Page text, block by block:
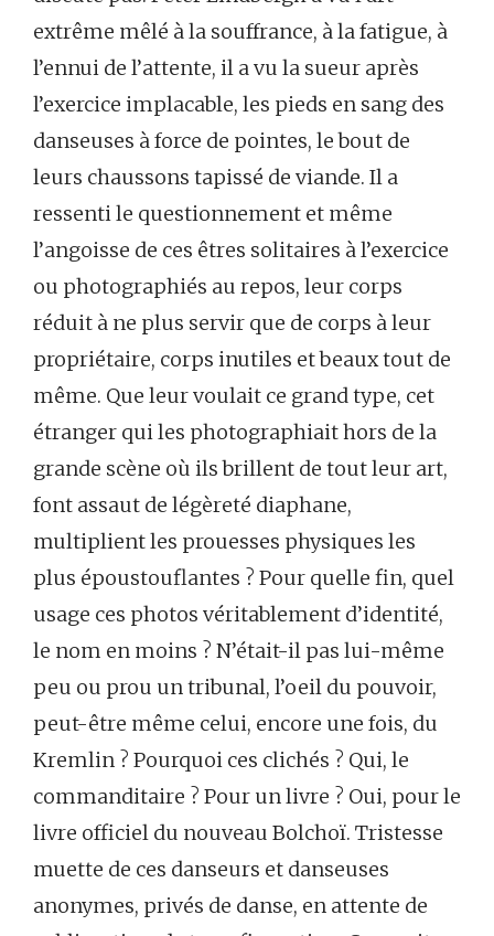
extrême mêlé à la souffrance, à la fatigue, à
l’ennui de l’attente, il a vu la sueur après
l’exercice implacable, les pieds en sang des
danseuses à force de pointes, le bout de
leurs chaussons tapissé de viande. Il a
ressenti le questionnement et même
l’angoisse de ces êtres solitaires à l’exercice
ou photographiés au repos, leur corps
réduit à ne plus servir que de corps à leur
propriétaire, corps inutiles et beaux tout de
même. Que leur voulait ce grand type, cet
étranger qui les photographiait hors de la
grande scène où ils brillent de tout leur art,
font assaut de légèreté diaphane,
multiplient les prouesses physiques les
plus époustouflantes ? Pour quelle fin, quel
usage ces photos véritablement d’identité,
le nom en moins ? N’était-il pas lui-même
peu ou prou un tribunal, l’oeil du pouvoir,
peut-être même celui, encore une fois, du
Kremlin ? Pourquoi ces clichés ? Qui, le
commanditaire ? Pour un livre ? Oui, pour le
livre officiel du nouveau Bolchoï. Tristesse
muette de ces danseurs et danseuses
anonymes, privés de danse, en attente de